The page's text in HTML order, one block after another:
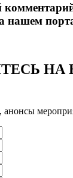
нашем
НА
анонсы